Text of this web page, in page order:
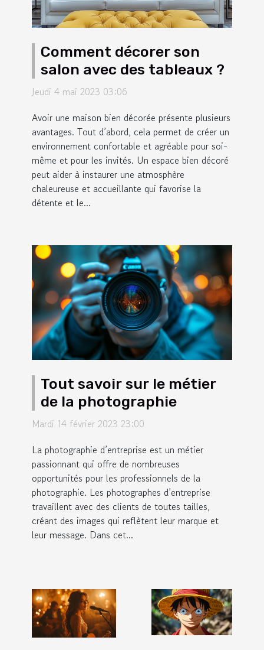
Comment décorer son
salon avec des tableaux ?
Jeudi 4 mai 2023 03:06
Avoir une maison bien décorée présente plusieurs
avantages. Tout d’abord, cela permet de créer un
environnement confortable et agréable pour soi-
même et pour les invités. Un espace bien décoré
peut aider à instaurer une atmosphère
chaleureuse et accueillante qui favorise la
détente et le...
Tout savoir sur le métier
de la photographie
Mardi 14 février 2023 23:00
La photographie d’entreprise est un métier
passionnant qui offre de nombreuses
opportunités pour les professionnels de la
photographie. Les photographes d’entreprise
travaillent avec des clients de toutes tailles,
créant des images qui reflètent leur marque et
leur message. Dans cet...